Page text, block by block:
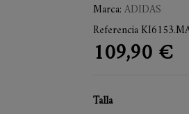
Marca:ADIDAS
Referencia
109,90 €
Talla